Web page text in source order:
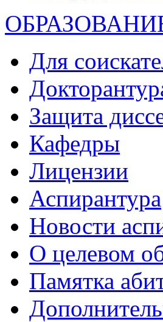
Для
Защита
Кафедры
Лицензии
Аспирантура
Новости
О целевом
Памятка